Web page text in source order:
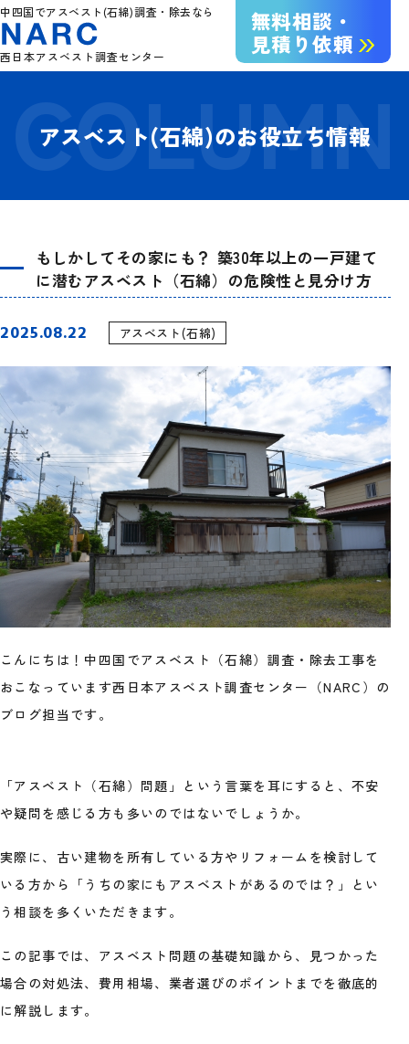
中四国でアスベスト(石綿)調査・除去なら
西日本アスベスト調査センター
無料相談・
見積り依頼
アスベスト(石綿)のお役立ち情報
もしかしてその家にも？ 築30年以上の一戸建て
に潜むアスベスト（石綿）の危険性と見分け方
2025.08.22 アスベスト(石綿)
こんにちは！中四国でアスベスト（石綿）調査・除去工事を
おこなっています西日本アスベスト調査センター（NARC）の
ブログ担当です。
「アスベスト（石綿）問題」という言葉を耳にすると、不安
や疑問を感じる方も多いのではないでしょうか。
実際に、古い建物を所有している方やリフォームを検討して
いる方から「うちの家にもアスベストがあるのでは？」とい
う相談を多くいただきます。
この記事では、アスベスト問題の基礎知識から、見つかった
場合の対処法、費用相場、業者選びのポイントまでを徹底的
に解説します。